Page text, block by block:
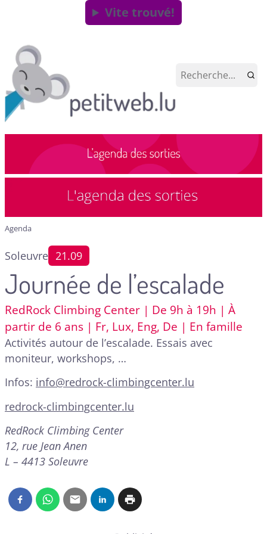
Vite trouvé!
Agenda
Soleuvre 21.09
Journée de l’escalade
RedRock Climbing Center | De 9h à 19h | À
partir de 6 ans | Fr, Lux, Eng, De | En famille
Activités autour de l’escalade. Essais avec
moniteur, workshops, …
Infos: info@redrock-climbingcenter.lu
redrock-climbingcenter.lu
RedRock Climbing Center
12, rue Jean Anen
L – 4413 Soleuvre